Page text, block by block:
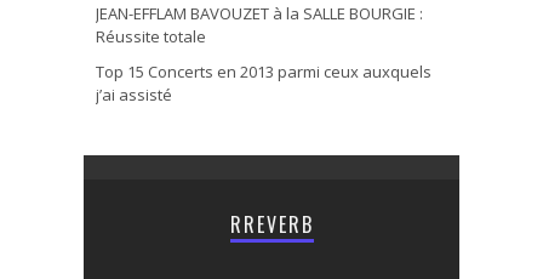
JEAN-EFFLAM BAVOUZET à la SALLE BOURGIE :
Réussite totale
Top 15 Concerts en 2013 parmi ceux auxquels
j’ai assisté
RREVERB